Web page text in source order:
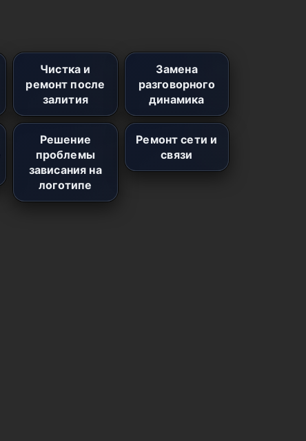
Чистка и
ремонт после
залития
Замена
разговорного
динамика
Решение
проблемы
зависания на
логотипе
Ремонт сети и
связи